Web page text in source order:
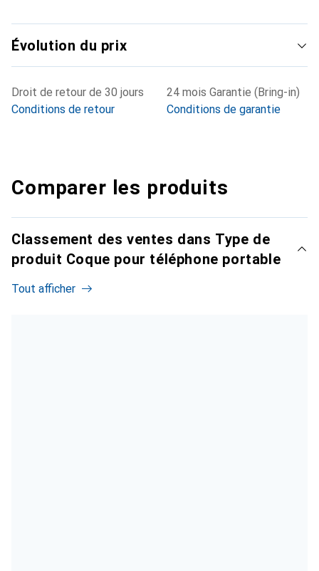
Évolution du prix
Droit de retour de 30 jours
Conditions de retour
24 mois Garantie (Bring-in)
Conditions de garantie
Comparer les produits
Classement des ventes dans Type de
produit Coque pour téléphone portable
Tout afficher